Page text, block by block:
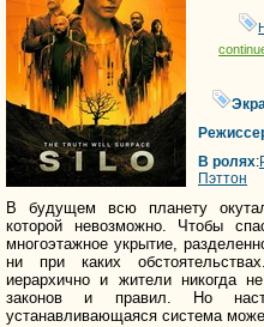
В ролях:
Пэттон
В будущем всю планету
которой невозможно. Чтобы
многоэтажное укрытие,
ни при каких
иерархично и жители никогда
законов и правил. Но
устанавливающаяся система